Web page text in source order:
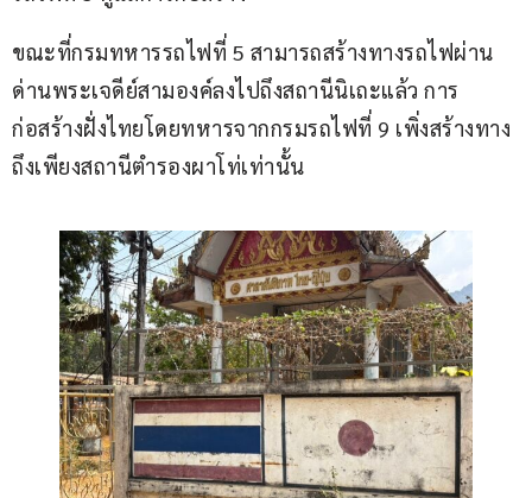
ขณะที่กรมทหารรถไฟที่ 5 สามารถสร้างทางรถไฟผ่าน
ด่านพระเจดีย์สามองค์ลงไปถึงสถานีนิเถะแล้ว การ
ก่อสร้างฝั่งไทยโดยทหารจากกรมรถไฟที่ 9 เพิ่งสร้างทาง
ถึงเพียงสถานีตำรองผาโท่เท่านั้น